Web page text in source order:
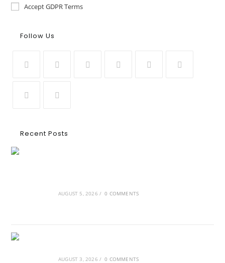
Accept GDPR Terms
Follow Us
Recent Posts
AUGUST 5, 2026 / 0 COMMENTS
AUGUST 3, 2026 / 0 COMMENTS